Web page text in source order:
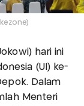
hari ini
(UI) ke-
Dalam
Menteri